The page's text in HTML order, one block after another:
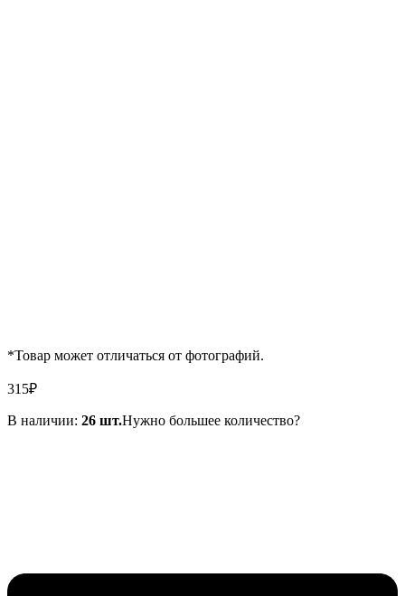
*Товар может отличаться от фотографий.
315₽
В наличии: 26 шт.Нужно большее количество?